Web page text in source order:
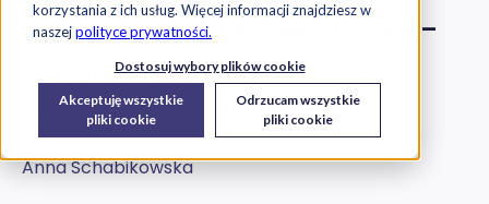
korzystania z ich usług. Więcej informacji znajdziesz w
naszejpolityce prywatności.
Dostosuj wybory plików cookie
Akceptuję wszystkie
pliki cookie
Odrzucam wszystkie
pliki cookie
Jak ograniczyć zwroty w e-
commerce?
2023-03-27
Anna Schabikowska